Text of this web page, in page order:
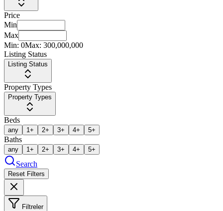
Price
Min
Max
Min: 0Max: 300,000,000
Listing Status
Listing Status
Property Types
Property Types
Beds
any 1+ 2+ 3+ 4+ 5+
Baths
any 1+ 2+ 3+ 4+ 5+
Search
Reset Filters
Filtreler